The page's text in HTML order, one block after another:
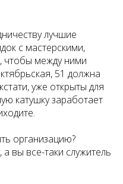
лучшие
с мастерскими,
чтобы между ними
51 должна
уже открыты для
катушку заработает
организацию?
вы все-таки служитель